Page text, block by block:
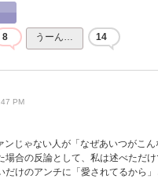
8 うーん… 14
PM
ンじゃない人が「なぜあいつがこ
場合の反論として、私は述べただ
だけのアンチに「愛されてるから